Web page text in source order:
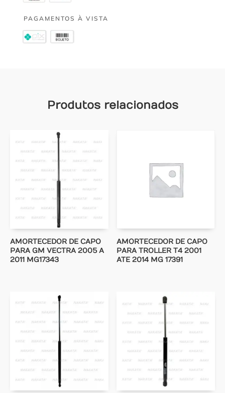
PAGAMENTOS À VISTA
Produtos relacionados
AMORTECEDOR DE CAPO
PARA GM VECTRA 2005 A
2011 MG17343
AMORTECEDOR DE CAPO
PARA TROLLER T4 2001
ATE 2014 MG 17391